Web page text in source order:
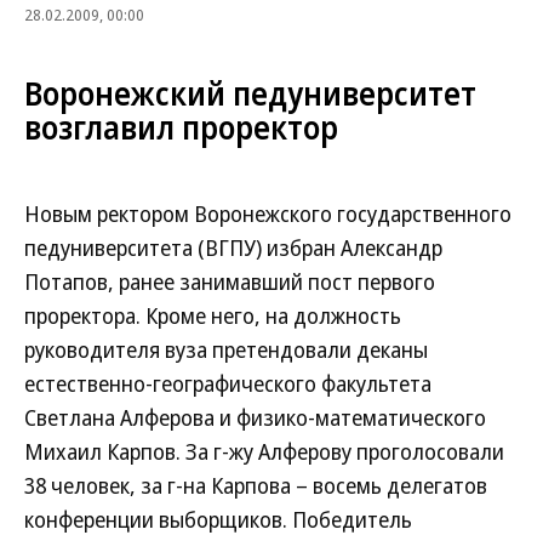
28.02.2009, 00:00
Воронежский педуниверситет
возглавил проректор
Новым ректором Воронежского государственного
педуниверситета (ВГПУ) избран Александр
Потапов, ранее занимавший пост первого
проректора. Кроме него, на должность
руководителя вуза претендовали деканы
естественно-географического факультета
Светлана Алферова и физико-математического
Михаил Карпов. За г-жу Алферову проголосовали
38 человек, за г-на Карпова – восемь делегатов
конференции выборщиков. Победитель